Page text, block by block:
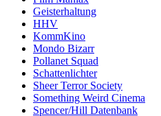
Geisterhaltung
HHV
KommKino
Mondo Bizarr
Pollanet Squad
Schattenlichter
Sheer Terror Society
Something Weird Cinema
Spencer/Hill Datenbank